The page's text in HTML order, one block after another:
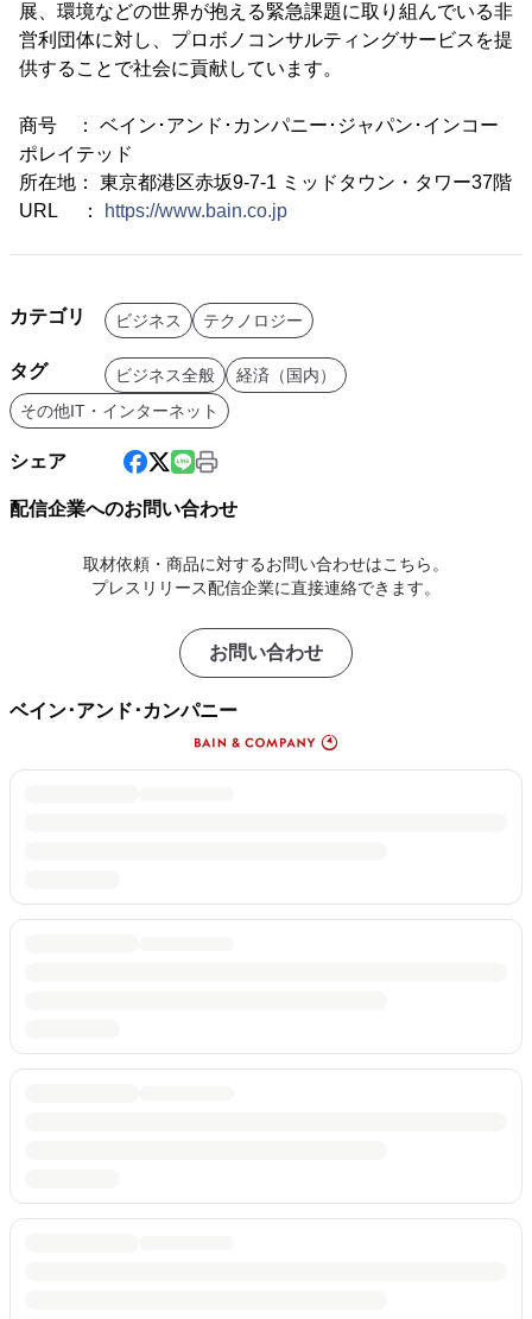
展、環境などの世界が抱える緊急課題に取り組んでいる非
営利団体に対し、プロボノコンサルティングサービスを提
供することで社会に貢献しています。
商号 ： ベイン･アンド･カンパニー･ジャパン･インコー
ポレイテッド
所在地： 東京都港区赤坂9-7-1 ミッドタウン・タワー37階
URL ：
https://www.bain.co.jp
カテゴリ ビジネス テクノロジー
タグ ビジネス全般
経済（国内）
その他IT・インターネット
シェア
配信企業へのお問い合わせ
取材依頼・商品に対するお問い合わせはこちら。
プレスリリース配信企業に直接連絡できます。
お問い合わせ
ベイン･アンド･カンパニー